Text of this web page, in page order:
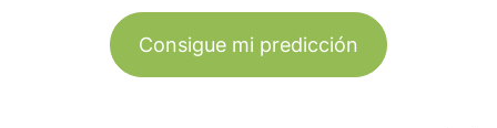
Consigue mi predicción